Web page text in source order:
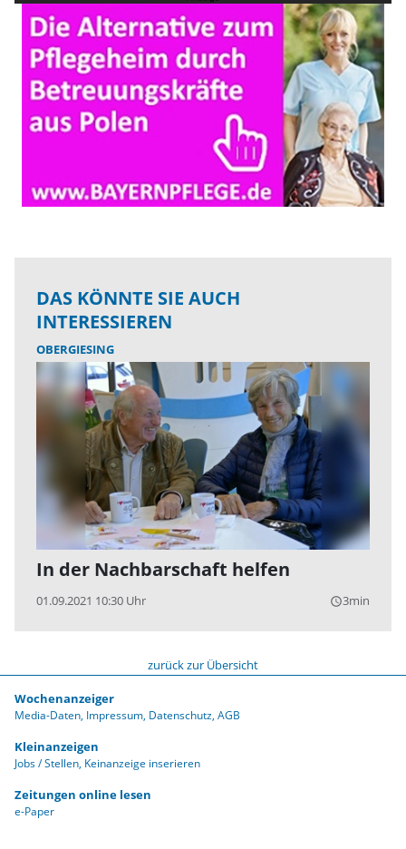
DAS KÖNNTE SIE AUCH
INTERESSIEREN
OBERGIESING
In der Nachbarschaft helfen
01.09.2021 10:30 Uhr query_builder3min
zurück zur Übersicht
Wochenanzeiger
Media-Daten Impressum Datenschutz AGB
Kleinanzeigen
Jobs / Stellen Keinanzeige inserieren
Zeitungen online lesen
e-Paper